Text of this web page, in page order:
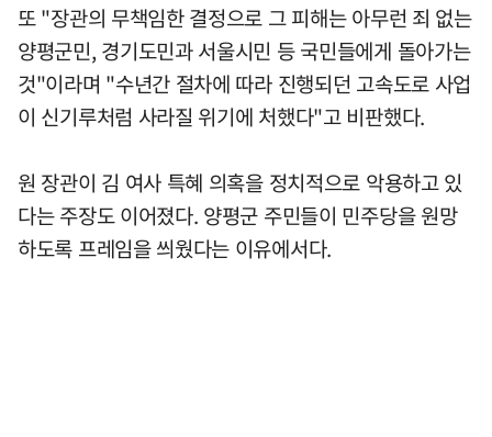
또 "장관의 무책임한 결정으로 그 피해는 아무런 죄 없는
양평군민, 경기도민과 서울시민 등 국민들에게 돌아가는
것"이라며 "수년간 절차에 따라 진행되던 고속도로 사업
이 신기루처럼 사라질 위기에 처했다"고 비판했다.
원 장관이 김 여사 특혜 의혹을 정치적으로 악용하고 있
다는 주장도 이어졌다. 양평군 주민들이 민주당을 원망
하도록 프레임을 씌웠다는 이유에서다.